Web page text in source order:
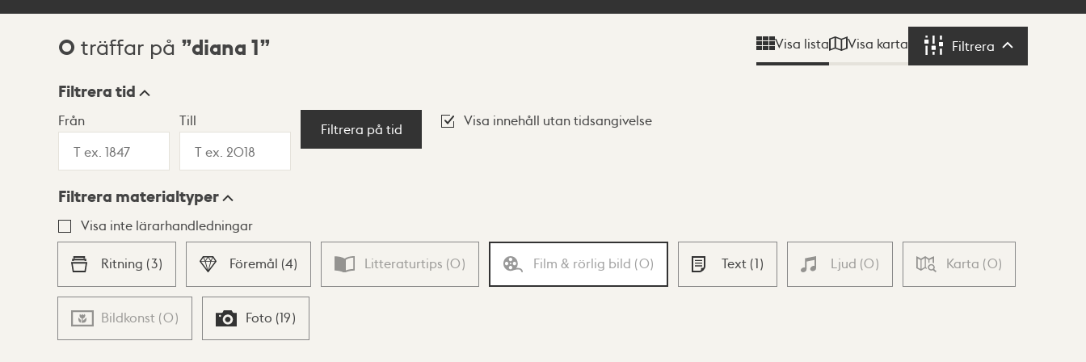
Sökresultat
0 träffar på diana 1 Visa lista Visa karta Filtrera Filtrera
Visningsläge
Lista Karta
Filtrera tid
Från Till
Filtrera på tid
Visa innehåll utan tidsangivelse
Filtrera materialtyper
Visa inte lärarhandledningar
Ritning (3) Föremål (4) Litteraturtips (0) Film & rörlig bild (0) Text (1) Ljud (0) Karta (0)
Bildkonst (0) Foto (19)